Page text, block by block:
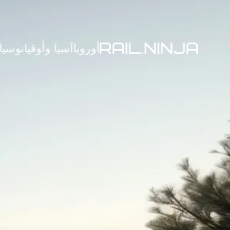
أوروبا آسيا وأوقيانوسيا